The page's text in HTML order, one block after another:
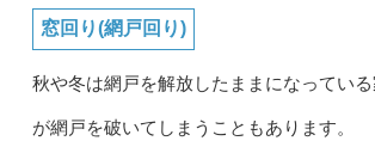
窓回り(網戸回り)
秋や冬は網戸を解放したままになってい
が網戸を破いてしまうこともあります。